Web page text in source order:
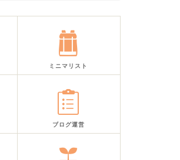
ミニマリスト
ブログ運営